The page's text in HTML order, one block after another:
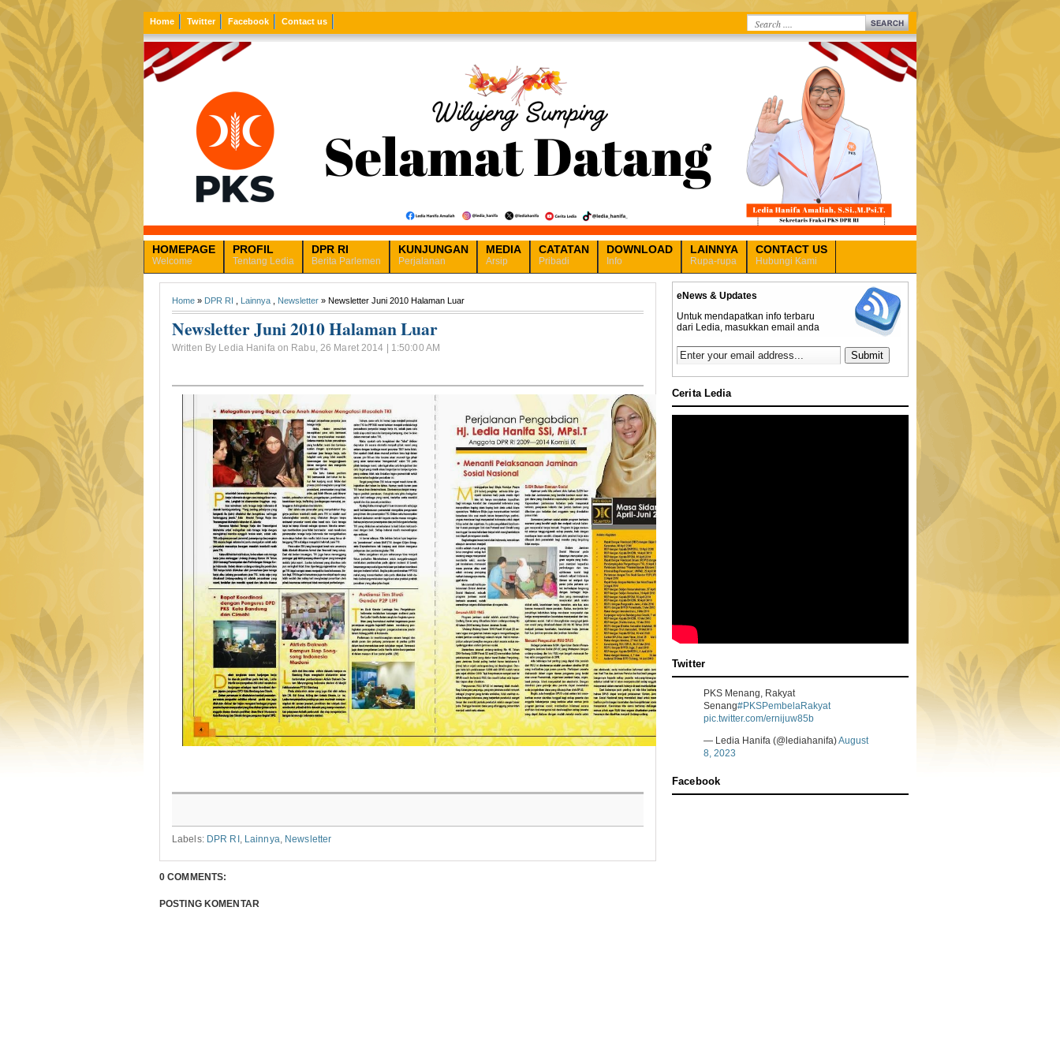
Home Twitter Facebook Contact us
HOMEPAGE
Welcome
PROFIL
Tentang Ledia
DPR RI
Berita Parlemen
KUNJUNGAN
Perjalanan
MEDIA
Arsip
CATATAN
Pribadi
DOWNLOAD
Info
LAINNYA
Rupa-rupa
CONTACT US
Hubungi Kami
Home » DPR RI Lainnya Newsletter » Newsletter Juni 2010 Halaman Luar
Newsletter Juni 2010 Halaman Luar
Written By Ledia Hanifa on Rabu, 26 Maret 2014 | 1:50:00 AM
Labels: DPR RI, Lainnya, Newsletter
0 COMMENTS:
POSTING KOMENTAR
eNews & Updates
Untuk mendapatkan info terbaru
dari Ledia, masukkan email anda
Cerita Ledia
Twitter
PKS Menang, Rakyat
Senang#PKSPembelaRakyat
pic.twitter.com/ernijuw85b
— Ledia Hanifa (@lediahanifa)August
8, 2023
Facebook